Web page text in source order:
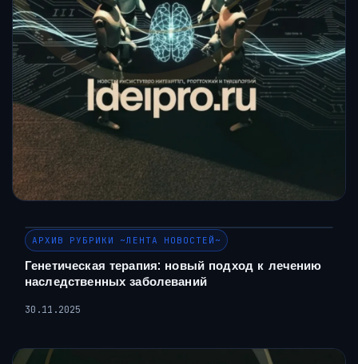
АРХИВ РУБРИКИ ~ЛЕНТА НОВОСТЕЙ~
Генетическая терапия: новый подход к лечению
наследственных заболеваний
30.11.2025